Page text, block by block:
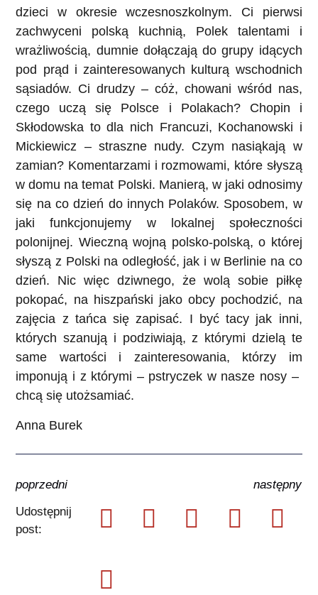
dzieci w okresie wczesnoszkolnym. Ci pierwsi
zachwyceni polską kuchnią, Polek talentami i
wrażliwością, dumnie dołączają do grupy idących
pod prąd i zainteresowanych kulturą wschodnich
sąsiadów. Ci drudzy – cóż, chowani wśród nas,
czego uczą się Polsce i Polakach? Chopin i
Skłodowska to dla nich Francuzi, Kochanowski i
Mickiewicz – straszne nudy. Czym nasiąkają w
zamian? Komentarzami i rozmowami, które słyszą
w domu na temat Polski. Manierą, w jaki odnosimy
się na co dzień do innych Polaków. Sposobem, w
jaki funkcjonujemy w lokalnej społeczności
polonijnej. Wieczną wojną polsko-polską, o której
słyszą z Polski na odległość, jak i w Berlinie na co
dzień. Nic więc dziwnego, że wolą sobie piłkę
pokopać, na hiszpański jako obcy pochodzić, na
zajęcia z tańca się zapisać. I być tacy jak inni,
których szanują i podziwiają, z którymi dzielą te
same wartości i zainteresowania, którzy im
imponują i z którymi – pstryczek w nasze nosy –
chcą się utożsamiać.
Anna Burek
poprzedni
następny
Udostępnij
post: